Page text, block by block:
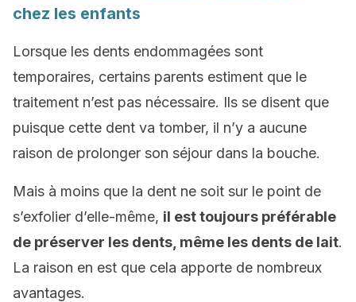
chez les enfants
Lorsque les dents endommagées sont
temporaires, certains parents estiment que le
traitement n’est pas nécessaire. Ils se disent que
puisque cette dent va tomber, il n’y a aucune
raison de prolonger son séjour dans la bouche.
Mais à moins que la dent ne soit sur le point de
s’exfolier d’elle-même, il est toujours préférable
de préserver les dents, même les dents de lait.
La raison en est que cela apporte de nombreux
avantages.